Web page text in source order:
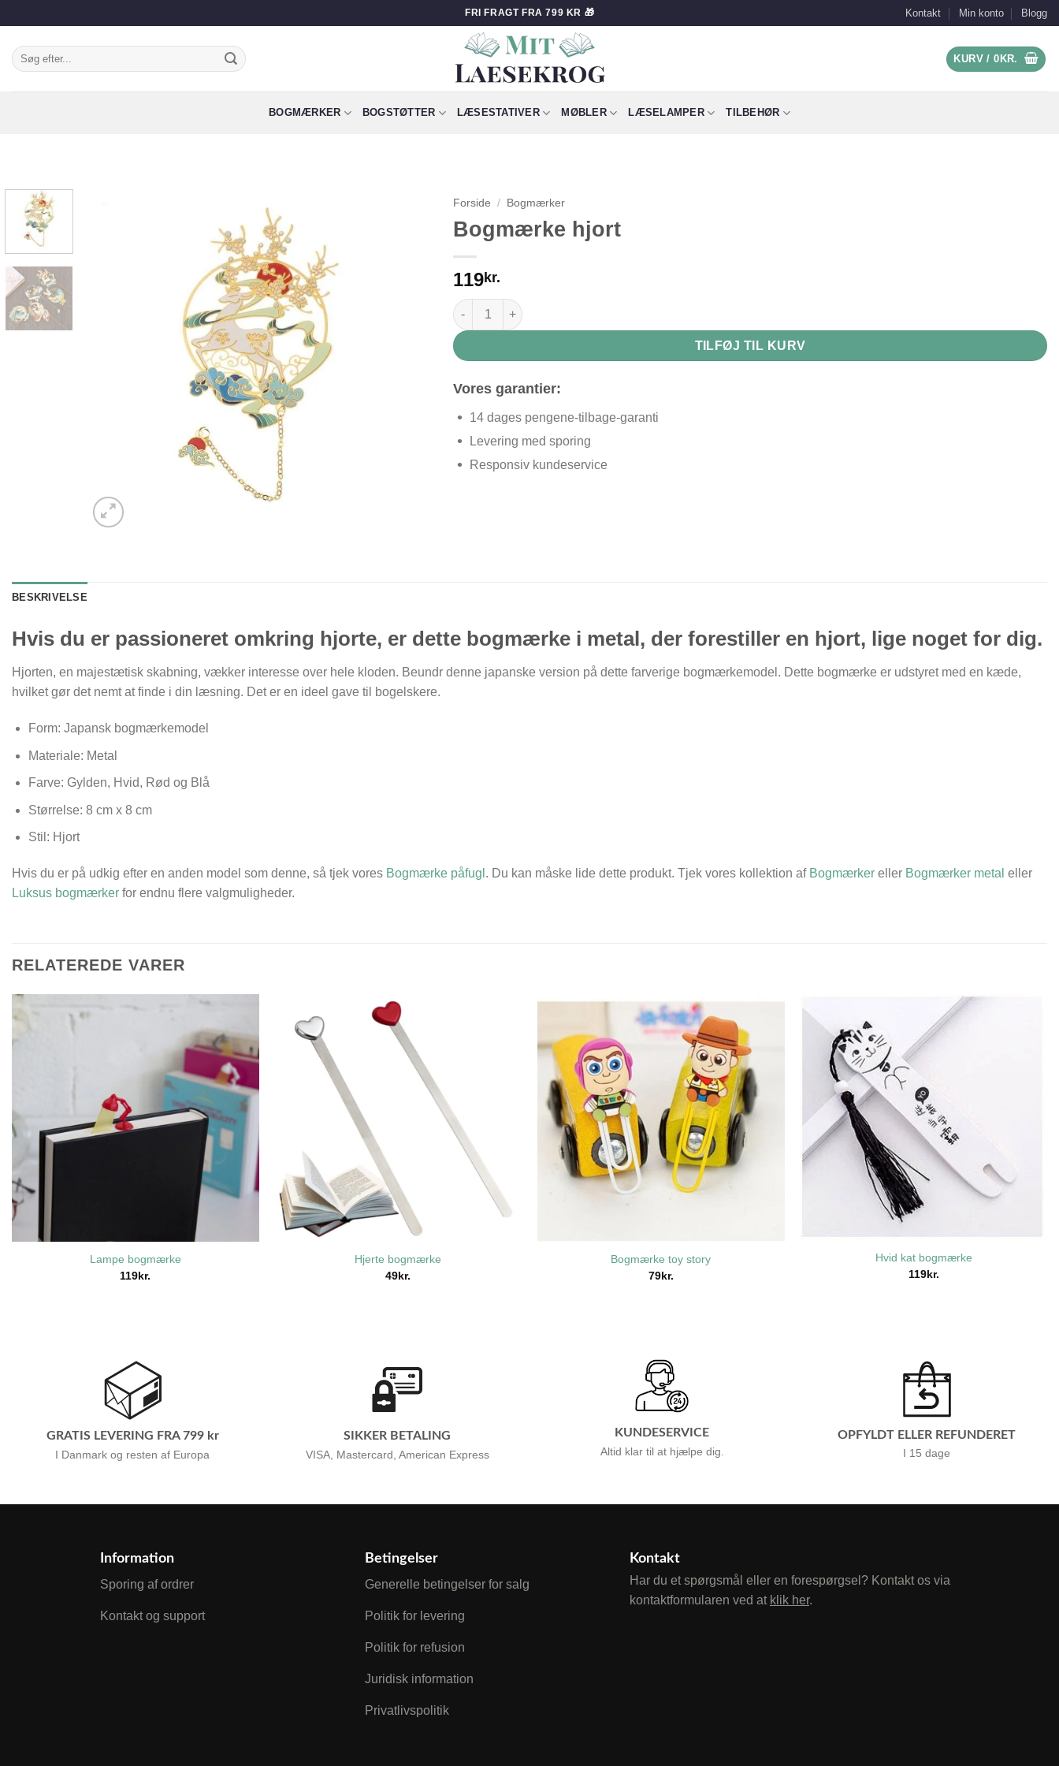
til
indhold
FRI FRAGT FRA 799 KR 🎁 Kontakt Min konto Blogg
Søg
efter:
KURV /0KR.
BOGMÆRKER BOGSTØTTER LÆSESTATIVER MØBLER LÆSELAMPER TILBEHØR
Forside / Bogmærker
Bogmærke hjort
119kr.
Bogmærke hjort antal
TILFØJ TIL KURV
Vores garantier:
14 dages pengene-tilbage-garanti
Levering med sporing
Responsiv kundeservice
BESKRIVELSE
Hvis du er passioneret omkring hjorte, er dette bogmærke i metal, der forestiller en hjort, lige noget for dig.
Hjorten, en majestætisk skabning, vækker interesse over hele kloden. Beundr denne japanske version på dette farverige bogmærkemodel. Dette bogmærke er udstyret med en kæde,
hvilket gør det nemt at finde i din læsning. Det er en ideel gave til bogelskere.
Form: Japansk bogmærkemodel
Materiale: Metal
Farve: Gylden, Hvid, Rød og Blå
Størrelse: 8 cm x 8 cm
Stil: Hjort
Hvis du er på udkig efter en anden model som denne, så tjek vores Bogmærke påfugl . Du kan måske lide dette produkt. Tjek vores kollektion af Bogmærker eller Bogmærker metal eller
Luksus bogmærker for endnu flere valgmuligheder.
RELATEREDE VARER
Lampe bogmærke
119kr.
Hjerte bogmærke
49kr.
Bogmærke toy story
79kr.
Hvid kat bogmærke
119kr.
GRATIS LEVERING FRA 799 kr
I Danmark og resten af Europa
SIKKER BETALING
VISA, Mastercard, American Express
KUNDESERVICE
Altid klar til at hjælpe dig.
OPFYLDT ELLER REFUNDERET
I 15 dage
Information
Sporing af ordrer
Kontakt og support
Betingelser
Generelle betingelser for salg
Politik for levering
Politik for refusion
Juridisk information
Privatlivspolitik
Kontakt
Har du et spørgsmål eller en forespørgsel? Kontakt os via
kontaktformularen ved at klik her.